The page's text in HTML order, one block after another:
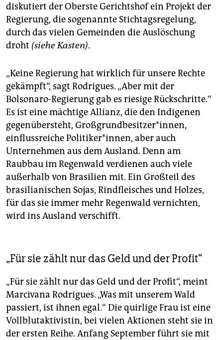
diskutiert der Oberste Gerichtshof ein Projekt der
Regierung, die sogenannte Stichtagsregelung,
durch das vielen Gemeinden die Auslöschung
droht (siehe Kasten).
„Keine Regierung hat wirklich für unsere Rechte
gekämpft“, sagt Rodrigues. „Aber mit der
Bolsonaro-Regierung gab es riesige Rückschritte.“
Es ist eine mächtige Allianz, die den Indigenen
gegenübersteht, Großgrundbesitzer*innen,
einflussreiche Politiker*innen, aber auch
Unternehmen aus dem Ausland. Denn am
Raubbau im Regenwald verdienen auch viele
außerhalb von Brasilien mit. Ein Großteil des
brasilianischen Sojas, Rindfleisches und Holzes,
für das sie immer mehr Regenwald vernichten,
wird ins Ausland verschifft.
„Für sie zählt nur das Geld und der Profit“
„Für sie zählt nur das Geld und der Profit“, meint
Marcivana Rodrigues. „Was mit unserem Wald
passiert, ist ihnen egal.“ Die quirlige Frau ist eine
Vollblutaktivistin, bei vielen Aktionen steht sie in
der ersten Reihe. Anfang September führt sie mit